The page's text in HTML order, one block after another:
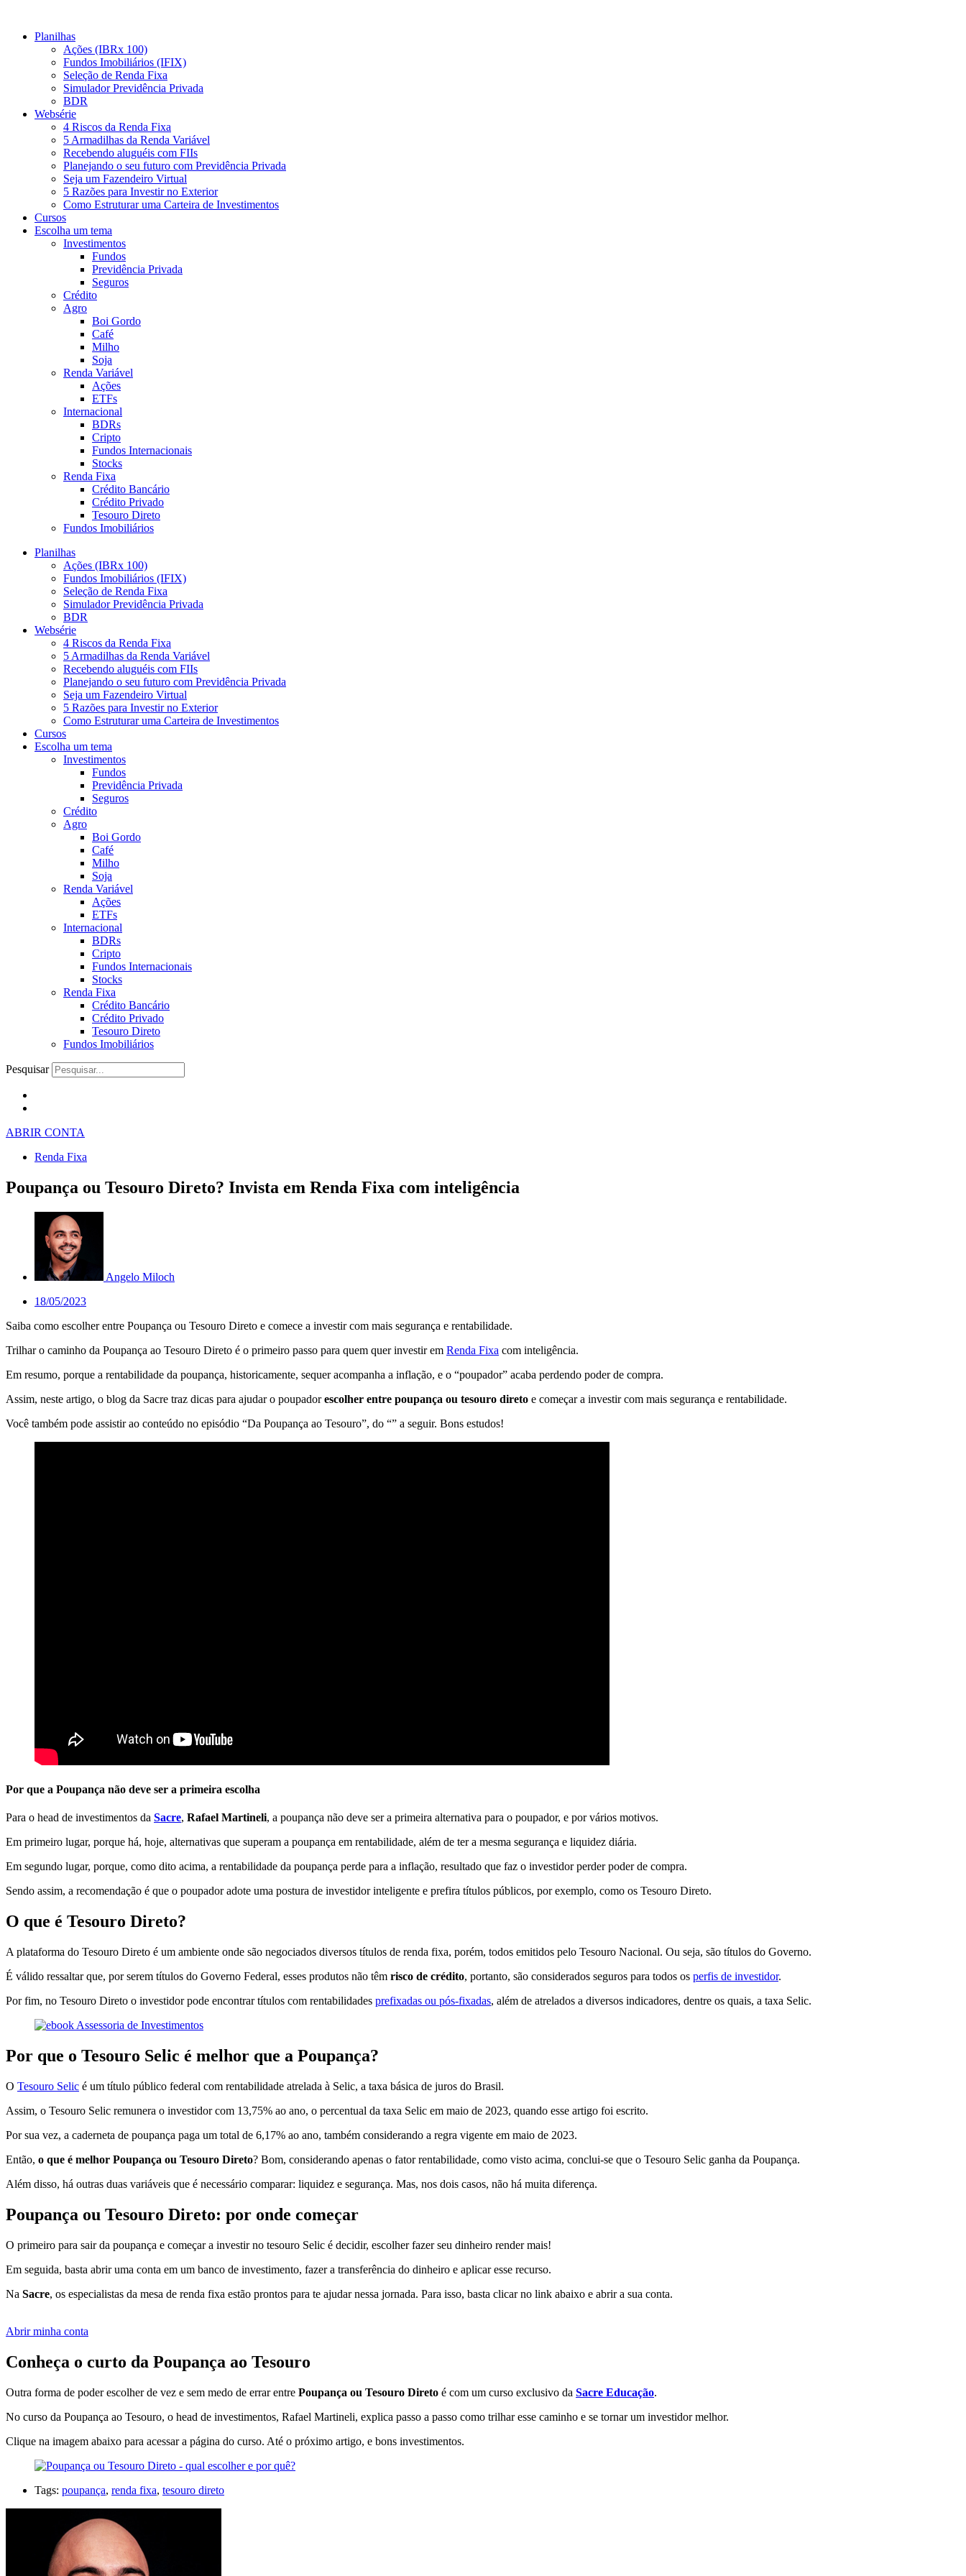
Planilhas
Ações (IBRx 100)
Fundos Imobiliários (IFIX)
Seleção de Renda Fixa
Simulador Previdência Privada
BDR
Websérie
4 Riscos da Renda Fixa
5 Armadilhas da Renda Variável
Recebendo aluguéis com FIIs
Planejando o seu futuro com Previdência Privada
Seja um Fazendeiro Virtual
5 Razões para Investir no Exterior
Como Estruturar uma Carteira de Investimentos
Cursos
Escolha um tema
Investimentos
Fundos
Previdência Privada
Seguros
Crédito
Agro
Boi Gordo
Café
Milho
Soja
Renda Variável
Ações
ETFs
Internacional
BDRs
Cripto
Fundos Internacionais
Stocks
Renda Fixa
Crédito Bancário
Crédito Privado
Tesouro Direto
Fundos Imobiliários
Planilhas
Ações (IBRx 100)
Fundos Imobiliários (IFIX)
Seleção de Renda Fixa
Simulador Previdência Privada
BDR
Websérie
4 Riscos da Renda Fixa
5 Armadilhas da Renda Variável
Recebendo aluguéis com FIIs
Planejando o seu futuro com Previdência Privada
Seja um Fazendeiro Virtual
5 Razões para Investir no Exterior
Como Estruturar uma Carteira de Investimentos
Cursos
Escolha um tema
Investimentos
Fundos
Previdência Privada
Seguros
Crédito
Agro
Boi Gordo
Café
Milho
Soja
Renda Variável
Ações
ETFs
Internacional
BDRs
Cripto
Fundos Internacionais
Stocks
Renda Fixa
Crédito Bancário
Crédito Privado
Tesouro Direto
Fundos Imobiliários
Pesquisar
ABRIR CONTA
Renda Fixa
Poupança ou Tesouro Direto? Invista em Renda Fixa com inteligência
Angelo Miloch
18/05/2023
Saiba como escolher entre Poupança ou Tesouro Direto e comece a investir com mais segurança e rentabilidade.
Trilhar o caminho da Poupança ao Tesouro Direto é o primeiro passo para quem quer investir em Renda Fixa com inteligência.
Em resumo, porque a rentabilidade da poupança, historicamente, sequer acompanha a inflação, e o “poupador” acaba perdendo poder de compra.
Assim, neste artigo, o blog da Sacre traz dicas para ajudar o poupadorescolher entre poupança ou tesouro direto e começar a investir com mais segurança e rentabilidade.
Você também pode assistir ao conteúdo no episódio “Da Poupança ao Tesouro”, do “” a seguir. Bons estudos!
Por que a Poupança não deve ser a primeira escolha
Para o head de investimentos da Sacre, Rafael Martineli, a poupança não deve ser a primeira alternativa para o poupador, e por vários motivos.
Em primeiro lugar, porque há, hoje, alternativas que superam a poupança em rentabilidade, além de ter a mesma segurança e liquidez diária.
Em segundo lugar, porque, como dito acima, a rentabilidade da poupança perde para a inflação, resultado que faz o investidor perder poder de compra.
Sendo assim, a recomendação é que o poupador adote uma postura de investidor inteligente e prefira títulos públicos, por exemplo, como os Tesouro Direto.
O que é Tesouro Direto?
A plataforma do Tesouro Direto é um ambiente onde são negociados diversos títulos de renda fixa, porém, todos emitidos pelo Tesouro Nacional. Ou seja, são títulos do Governo.
É válido ressaltar que, por serem títulos do Governo Federal, esses produtos não têm risco de crédito, portanto, são considerados seguros para todos os perfis de investidor.
Por fim, no Tesouro Direto o investidor pode encontrar títulos com rentabilidades prefixadas ou pós-fixadas, além de atrelados a diversos indicadores, dentre os quais, a taxa Selic.
Por que o Tesouro Selic é melhor que a Poupança?
O Tesouro Selic é um título público federal com rentabilidade atrelada à Selic, a taxa básica de juros do Brasil.
Assim, o Tesouro Selic remunera o investidor com 13,75% ao ano, o percentual da taxa Selic em maio de 2023, quando esse artigo foi escrito.
Por sua vez, a caderneta de poupança paga um total de 6,17% ao ano, também considerando a regra vigente em maio de 2023.
Então, o que é melhor Poupança ou Tesouro Direto? Bom, considerando apenas o fator rentabilidade, como visto acima, conclui-se que o Tesouro Selic ganha da Poupança.
Além disso, há outras duas variáveis que é necessário comparar: liquidez e segurança. Mas, nos dois casos, não há muita diferença.
Poupança ou Tesouro Direto: por onde começar
O primeiro para sair da poupança e começar a investir no tesouro Selic é decidir, escolher fazer seu dinheiro render mais!
Em seguida, basta abrir uma conta em um banco de investimento, fazer a transferência do dinheiro e aplicar esse recurso.
Na Sacre, os especialistas da mesa de renda fixa estão prontos para te ajudar nessa jornada. Para isso, basta clicar no link abaixo e abrir a sua conta.
Abrir minha conta
Conheça o curto da Poupança ao Tesouro
Outra forma de poder escolher de vez e sem medo de errar entre Poupança ou Tesouro Direto é com um curso exclusivo da Sacre Educação.
No curso da Poupança ao Tesouro, o head de investimentos, Rafael Martineli, explica passo a passo como trilhar esse caminho e se tornar um investidor melhor.
Clique na imagem abaixo para acessar a página do curso. Até o próximo artigo, e bons investimentos.
Tags: poupança, renda fixa, tesouro direto